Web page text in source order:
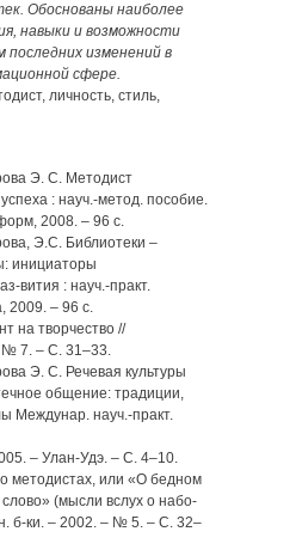
Обоснованы наиболее
навыки и возможности
изменений в
сфере.
личность, стиль,
Э. С. Методист
: науч.-метод. пособие.
2008. – 96 с.
Э.С. Библиотеки –
инициаторы
вития : науч.-практ.
2009. – 96 с.
на творчество //
№ 7. – С. 31–33.
Э. С. Речевая культуры
общение: традиции,
Междунар. науч.-практ.
– Улан-Удэ. – С. 4–10.
методистах, или «О бедном
(мысли вслух о набо-
б-ки. – 2002. – № 5. – С. 32–